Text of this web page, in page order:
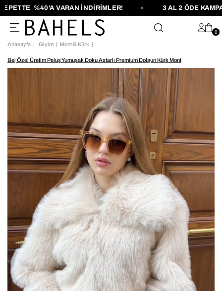
%40'A VARAN İNDİRİMLER! 3 AL 2 ÖDE
0
Anasayfa Giyim Mont & Kürk
Bej Özel Üretim Peluş Yumuşak Doku Astarlı Premium Dolgun Kürk Mont